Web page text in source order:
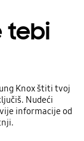
tebi
Knox štiti tvoj
Nudeći
informacije od